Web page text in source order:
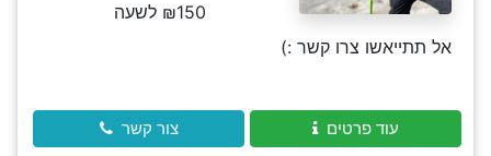
₪150 לשעה
אל תתייאשו צרו קשר :)
עוד פרטים צור קשר